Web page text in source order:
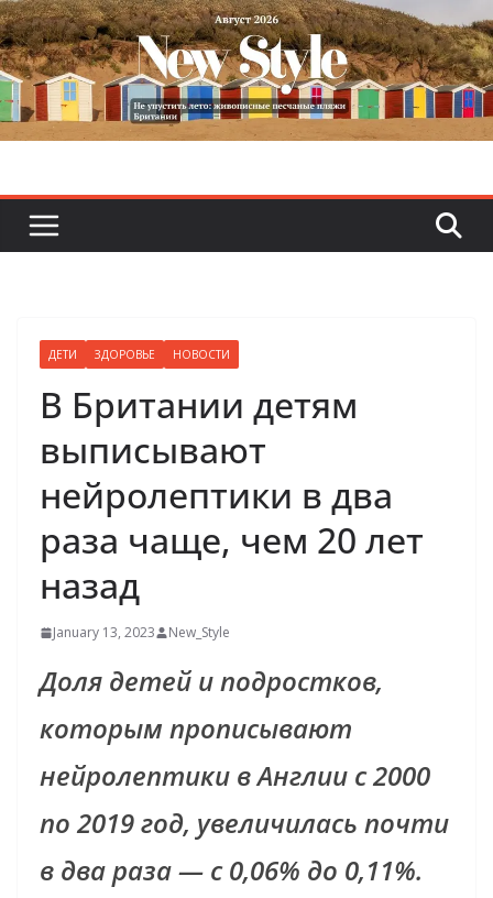
Skip
to
content
ДЕТИ ЗДОРОВЬЕ НОВОСТИ
В Британии детям
выписывают
нейролептики в два
раза чаще, чем 20 лет
назад
January 13, 2023 New_Style
Доля детей и подростков,
которым прописывают
нейролептики в Англии с 2000
по 2019 год, увеличилась почти
в два раза — с 0,06% до 0,11%.